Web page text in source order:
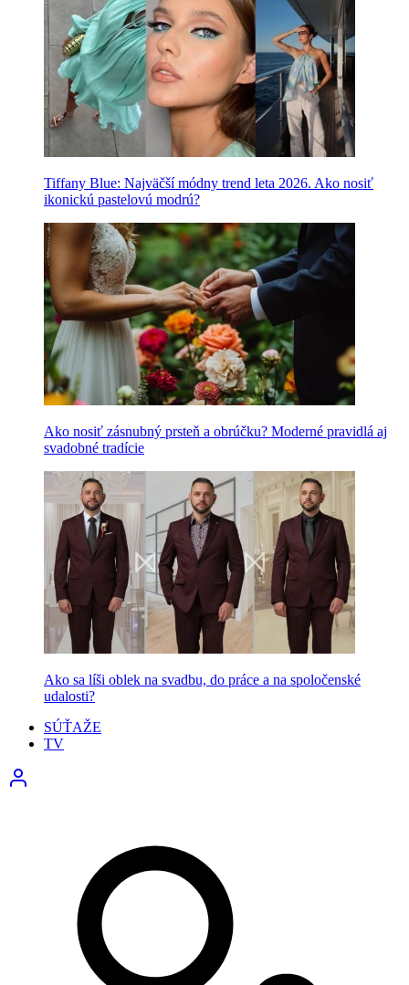
Tiffany Blue: Najväčší módny trend leta 2026. Ako nosiť
ikonickú pastelovú modrú?
Ako nosiť zásnubný prsteň a obrúčku? Moderné pravidlá aj
svadobné tradície
Ako sa líši oblek na svadbu, do práce a na spoločenské
udalosti?
SÚŤAŽE
TV